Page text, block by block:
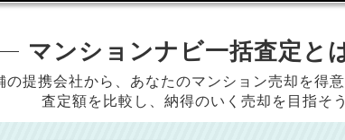
マンションナビ一括査定と
提携会社から、 あなたのマンション売却を得
査定額を比較し、納得のいく売却を目指そう